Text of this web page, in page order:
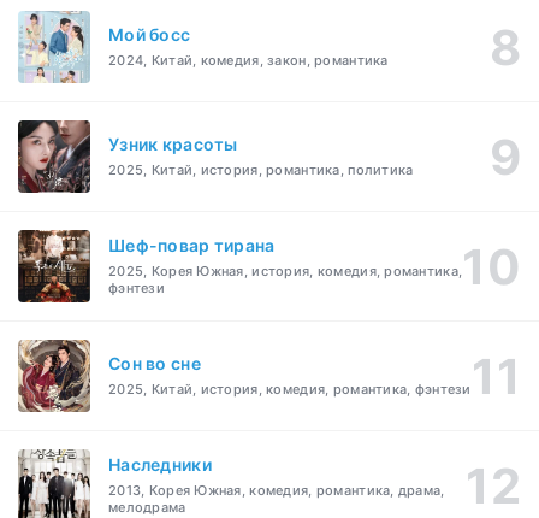
Мой босс
2024, Китай, комедия, закон, романтика
Узник красоты
2025, Китай, история, романтика, политика
Шеф-повар тирана
2025, Корея Южная, история, комедия, романтика,
фэнтези
Cон во сне
2025, Китай, история, комедия, романтика, фэнтези
Наследники
2013, Корея Южная, комедия, романтика, драма,
мелодрама